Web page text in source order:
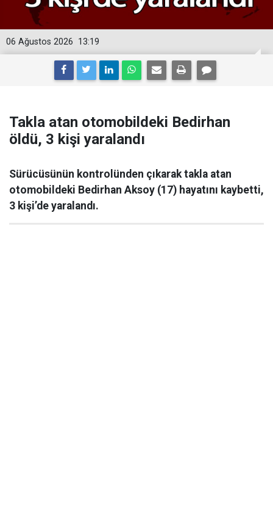
13:19
06 Ağustos 2026
Takla atan otomobildeki Bedirhan
öldü, 3 kişi yaralandı
Sürücüsünün kontrolünden çıkarak takla atan
otomobildeki Bedirhan Aksoy (17) hayatını kaybetti,
3 kişi’de yaralandı.